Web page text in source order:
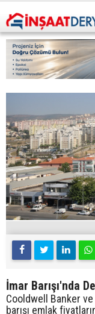
İmar Barışı'nda
Cooldwell Banker ve
barışı emlak